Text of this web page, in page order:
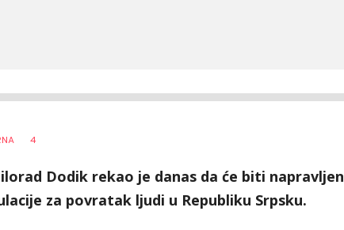
4
Dodik rekao je danas da će biti napravljen
za povratak ljudi u Republiku Srpsku.